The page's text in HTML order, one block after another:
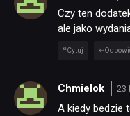
Czy ten
ale jako
Cytuj
Chmielok 23
A kiedy bedzie